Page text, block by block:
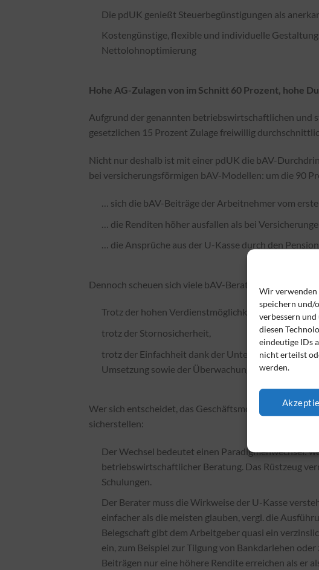
Wir verwenden
speichern und/
verbessern
diesen
eindeutige IDs
nicht erteilst
werden.
Die pdUK genießt Steuerbegünstigungen als
Kostengünstige, flexible und individuelle
Nettolohnoptimierung
Hohe AG-Zulagen von im Schnitt 60 Prozent, hohe
Aufgrund der genannten betriebswirtschaftlichen und
gesetzlichen 15 Prozent Zulage freiwillig
Nicht nur deshalb ist mit einer pdUK die bAV-
bei versicherungsförmigen bAV-Modellen: um die 90
… sich die bAV-Beiträge der Arbeitnehmer vom
… die Renditen höher ausfallen als bei
… die Ansprüche aus der U-Kasse durch den
Dennoch scheuen sich viele bAV-Berater, in den
Trotz der hohen Verdienstmöglichkeiten,
trotz der Stornosicherheit,
trotz der Einfachheit dank der Unterstützung
Umsetzung sowie der Überwachung der
Wer sich entscheidet, das Geschäftsmodell auf Erfolg
sicherstellen:
Der Wechsel bedeutet einen Paradigmenwechsel:
betriebswirtschaftlicher Beratung. Das Rüstzeug
Schulungen.
Der Berater muss die Wirkweise der U-Kasse
einfacher als die meisten glauben, vergl. die
Belegschaft gibt dem Arbeitgeber quasi ein
ein, zum Beispiel zur Tilgung von Bankdarlehen
Beiträgen nur eine höhere Rendite erreichen als er